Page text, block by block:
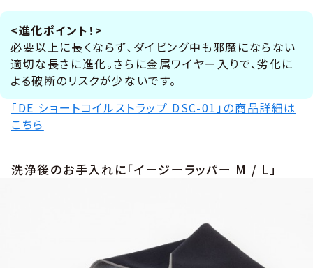
<進化ポイント！>
必要以上に長くならず、ダイビング中も邪魔にならない
適切な長さに進化。さらに金属ワイヤー入りで、劣化に
よる破断のリスクが少ないです。
「DE ショートコイルストラップ DSC-01」の商品詳細は
こちら
洗浄後のお手入れに「イージーラッパー M / L」